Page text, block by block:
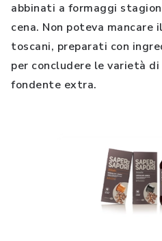
abbinati a formaggi
cena. Non poteva
toscani, preparati con
per concludere le varietà
fondente extra.